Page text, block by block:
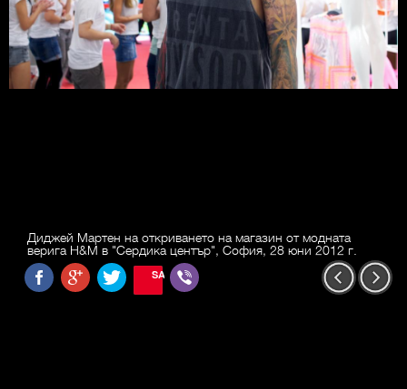
Диджей Мартен на откриването на магазин от модната
верига H&M в "Сердика център", София, 28 юни 2012 г.
SAVE